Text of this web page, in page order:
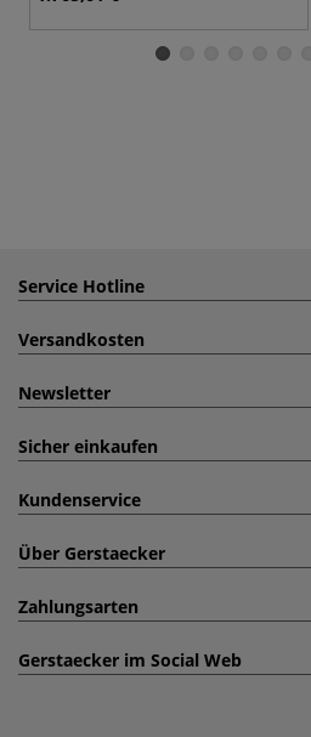
Service Hotline
Versandkosten
Newsletter
Sicher einkaufen
Kundenservice
Über Gerstaecker
Zahlungsarten
Gerstaecker im Social Web